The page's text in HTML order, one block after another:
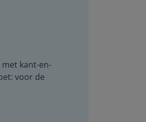
kant-en-
voor de